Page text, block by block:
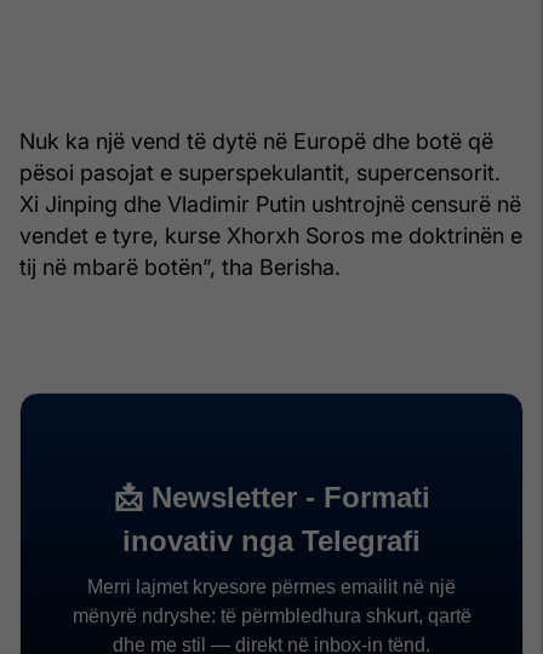
Nuk ka një vend të dytë në Europë dhe botë që
pësoi pasojat e superspekulantit, supercensorit.
Xi Jinping dhe Vladimir Putin ushtrojnë censurë në
vendet e tyre, kurse Xhorxh Soros me doktrinën e
tij në mbarë botën”, tha Berisha.